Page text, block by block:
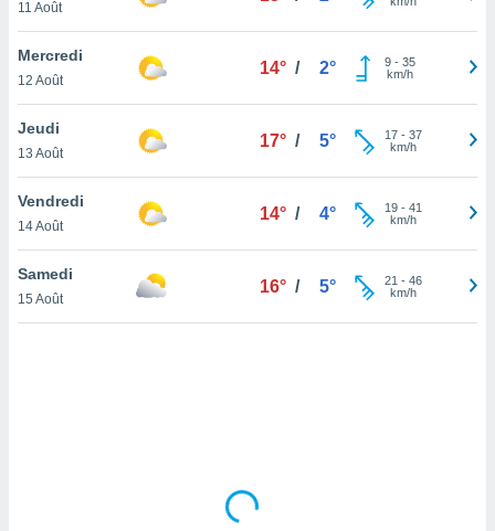
en
de
votre
à
en
le
11 Août
Mercredi
12 Août
14° / 2° 9- 35
km/h
Jeudi
13 Août
17° / 5° 17- 37
km/h
Vendredi
14 Août
14° / 4° 19- 41
km/h
Samedi
15 Août
16° / 5° 21 - 46
km/h